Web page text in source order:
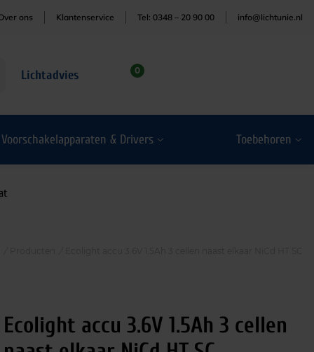
ons Klantenservice Tel: 0348 – 20 90 00 info@lichtunie.nl
Lichtadvies 0
Voorschakelapparaten & Drivers Toebehoren
Ecolight accu 3.6V 1.5Ah 3 cellen